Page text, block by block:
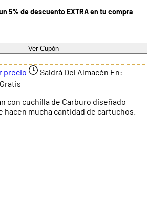
5% de descuento EXTRA en tu compra
Ver Cupón
precio
Saldrá Del Almacén En:
con cuchilla de Carburo diseñado
hacen mucha cantidad de cartuchos.